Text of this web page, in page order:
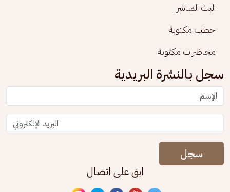
البث المباشر
خطب مكتوبة
محاضرات مكتوبة
سجل بالنشرة البريدية
سجل
ابق على اتصال